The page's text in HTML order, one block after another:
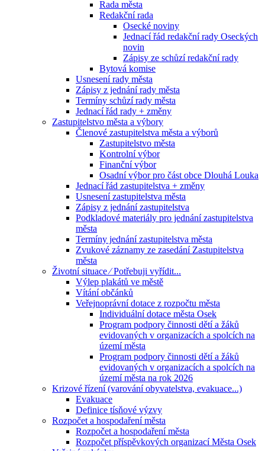
Rada města
Redakční rada
Osecké noviny
Jednací řád redakční rady Oseckých
novin
Zápisy ze schůzí redakční rady
Bytová komise
Usnesení rady města
Zápisy z jednání rady města
Termíny schůzí rady města
Jednací řád rady + změny
Zastupitelstvo města a výbory
Členové zastupitelstva města a výborů
Zastupitelstvo města
Kontrolní výbor
Finanční výbor
Osadní výbor pro část obce Dlouhá Louka
Jednací řád zastupitelstva + změny
Usnesení zastupitelstva města
Zápisy z jednání zastupitelstva
Podkladové materiály pro jednání zastupitelstva
města
Termíny jednání zastupitelstva města
Zvukové záznamy ze zasedání Zastupitelstva
města
Životní situace ⁄ Potřebuji vyřídit...
Výlep plakátů ve městě
Vítání občánků
Veřejnoprávní dotace z rozpočtu města
Individuální dotace města Osek
Program podpory činnosti dětí a žáků
evidovaných v organizacích a spolcích na
území města
Program podpory činnosti dětí a žáků
evidovaných v organizacích a spolcích na
území města na rok 2026
Krizové řízení (varování obyvatelstva, evakuace...)
Evakuace
Definice tísňové výzvy
Rozpočet a hospodaření města
Rozpočet a hospodaření města
Rozpočet příspěvkových organizací Města Osek